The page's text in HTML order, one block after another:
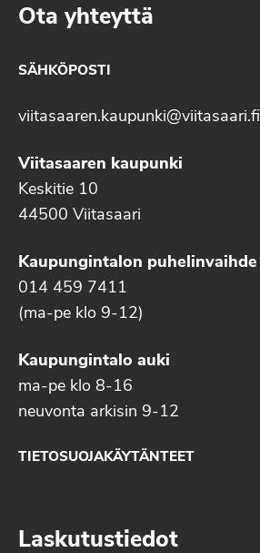
Ota yhteyttä
SÄHKÖPOSTI
viitasaaren.kaupunki@viitasaari.fi
Viitasaaren kaupunki
Keskitie 10
44500 Viitasaari
Kaupungintalon puhelinvaihde
014 459 7411
(ma-pe klo 9-12)
Kaupungintalo auki
ma-pe klo 8-16
neuvonta arkisin 9-12
TIETOSUOJAKÄYTÄNTEET
Laskutustiedot